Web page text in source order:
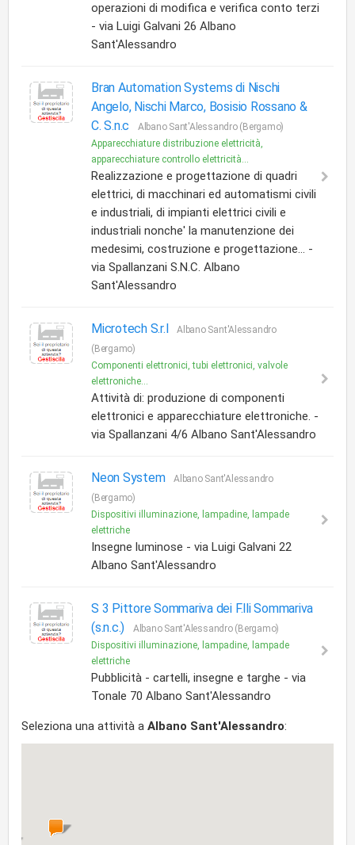
operazioni di modifica e verifica conto terzi
- via Luigi Galvani 26 Albano
Sant'Alessandro
Bran Automation Systems di Nischi
Angelo, Nischi Marco, Bosisio Rossano &
C. S.n.c
Albano Sant'Alessandro (Bergamo)
Apparecchiature distribuzione elettricità,
apparecchiature controllo elettricità...
Realizzazione e progettazione di quadri
elettrici, di macchinari ed automatismi civili
e industriali, di impianti elettrici civili e
industriali nonche' la manutenzione dei
medesimi, costruzione e progettazione... -
via Spallanzani S.N.C. Albano
Sant'Alessandro
Microtech S.r.l
Albano Sant'Alessandro
(Bergamo)
Componenti elettronici, tubi elettronici, valvole
elettroniche...
Attività di: produzione di componenti
elettronici e apparecchiature elettroniche. -
via Spallanzani 4/6 Albano Sant'Alessandro
Neon System
Albano Sant'Alessandro
(Bergamo)
Dispositivi illuminazione, lampadine, lampade
elettriche
Insegne luminose - via Luigi Galvani 22
Albano Sant'Alessandro
S 3 Pittore Sommariva dei F.lli Sommariva
(s.n.c.)
Albano Sant'Alessandro (Bergamo)
Dispositivi illuminazione, lampadine, lampade
elettriche
Pubblicità - cartelli, insegne e targhe - via
Tonale 70 Albano Sant'Alessandro
Seleziona una attività a Albano Sant'Alessandro: